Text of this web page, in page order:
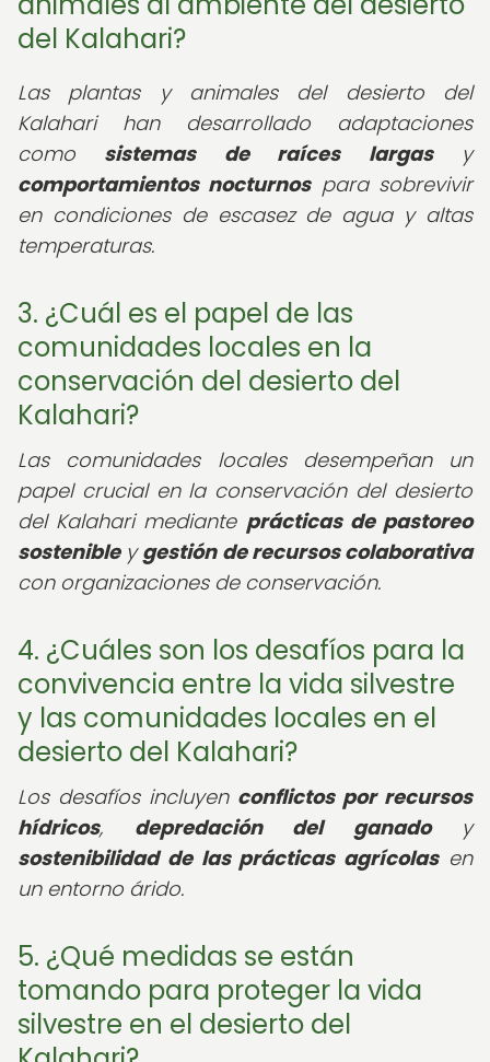
del Kalahari?
Las plantas y animales del desierto del
Kalahari han desarrollado adaptaciones
como sistemas de raíces largasy
comportamientos nocturnospara sobrevivir
en condiciones de escasez de agua y altas
temperaturas.
3. ¿Cuál es el papel de las
comunidades locales en la
conservación del desierto del
Kalahari?
Las comunidades locales desempeñan un
papel crucial en la conservación del desierto
del Kalahari mediante prácticas de pastoreo
sostenibleygestión de recursos colaborativa
con organizaciones de conservación.
4. ¿Cuáles son los desafíos para la
convivencia entre la vida silvestre
y las comunidades locales en el
desierto del Kalahari?
Los desafíos incluyen conflictos por recursos
hídricos, depredación del ganadoy
sostenibilidad de las prácticas agrícolasen
un entorno árido.
5. ¿Qué medidas se están
tomando para proteger la vida
silvestre en el desierto del